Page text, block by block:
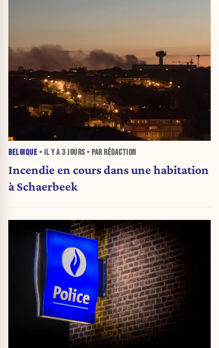
BELGIQUE • IL Y A 3 JOURS• PAR RÉDACTION
Incendie en cours dans une habitation
à Schaerbeek